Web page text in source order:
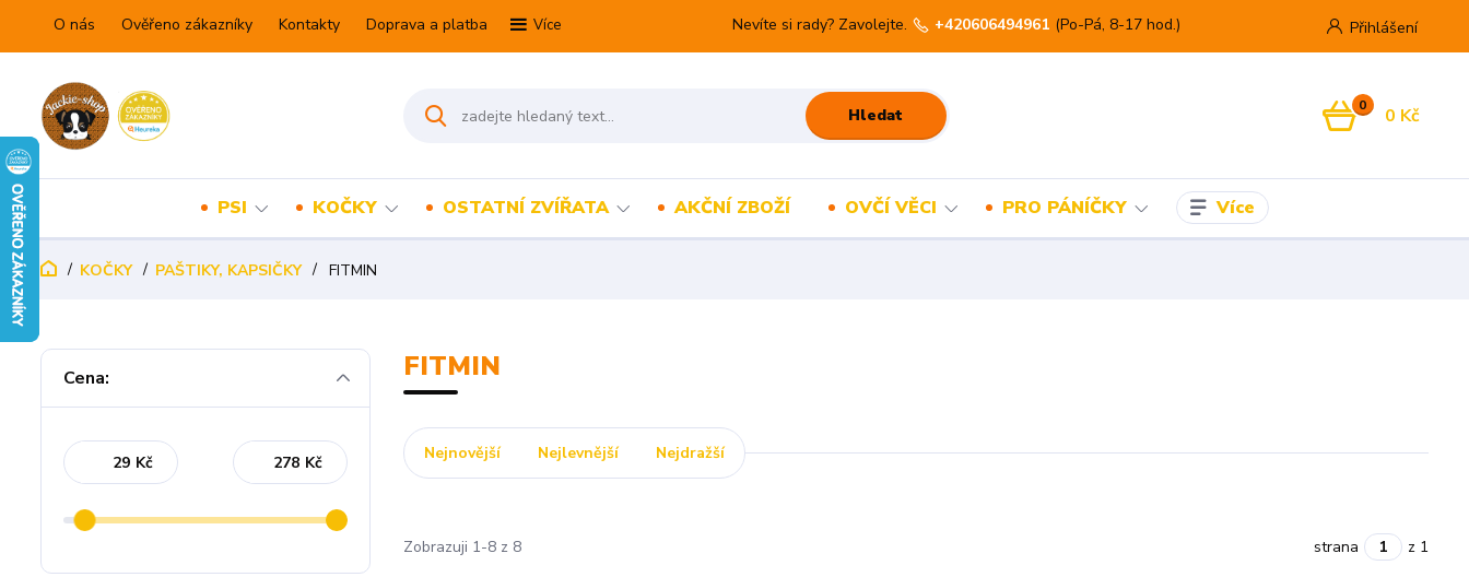
O nás Ověřeno zákazníky Kontakty Doprava a platba Více Přihlášení
Hledat
Nevíte si rady? Zavolejte. +420606494961 (Po-Pá, 8-17 hod.)
0 0 Kč
PSI KOČKY OSTATNÍ ZVÍŘATA AKČNÍ ZBOŽÍ OVČÍ VĚCI PRO PÁNÍČKY Více
KOČKY PAŠTIKY, KAPSIČKY FITMIN
FITMIN
Nejnovější Nejlevnější Nejdražší
Zobrazuji 1-8 z 8 strana z 1
Cena:
Kč Kč